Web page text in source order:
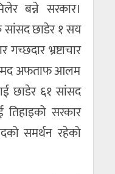
बन्ने सरकार।
छाडेर १ सय
भ्रष्टाचार
अफताफ आलम
छाडेर ६१ सांसद
सरकार
समर्थन रहेको